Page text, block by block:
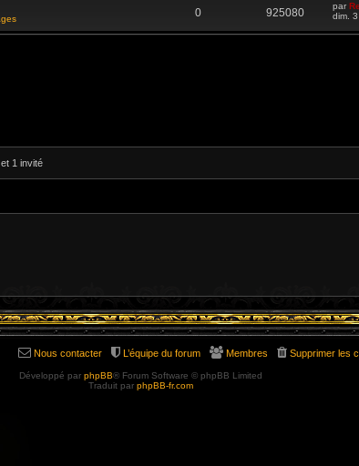
0 925080
par
dim.
1 invité
Supprimer les
Membres
L’équipe du forum
Nous contacter
Développé par phpBB® Forum Software © phpBB Limited
Traduit par phpBB-fr.com